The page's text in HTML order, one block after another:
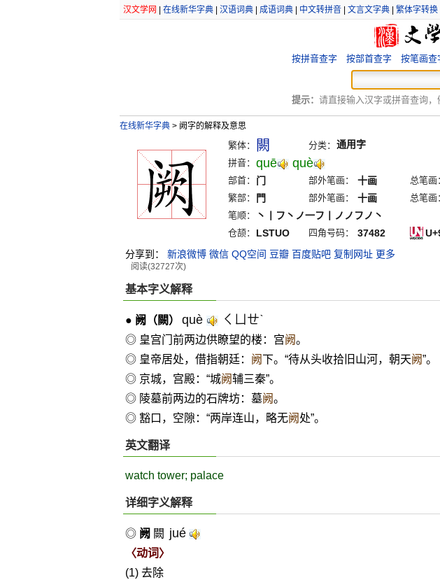
汉文学网 在线新华字典| 汉语词典| 成语词典| 中文转拼音| 文言文字典| 繁体字转换
按拼音查字 按部首查字 按笔画查
提示： 请直接输入汉字或拼音查询，
在线新华字典 >阙字的解释及意思
繁体： 闕 分类： 通用字
拼音： quē què
部首： 门 部外笔画： 十画 总笔画：
繁部： 門 部外笔画： 十画 总笔画：
笔顺： 丶丨フ丶ノ一フ丨ノノフノ丶
仓颉： LSTUO 四角号码： 37482
分享到：
新浪微博 微信 QQ空间 豆瓣 百度贴吧 复制网址 更多
阅读(32727次)
基本字义解释
● 阙 （闕） què ㄑㄩㄝˋ
◎ 皇宫门前两边供瞭望的楼：宫阙。
◎ 皇帝居处，借指朝廷： 阙下。“待从头收拾旧山河，朝天阙”。
◎ 京城，宫殿：“城阙辅三秦”。
◎ 陵墓前两边的石牌坊：墓阙。
◎ 豁口，空隙：“两岸连山，略无阙 处”。
英文翻译
watch tower; palace
详细字义解释
◎ 阙 闕 jué
〈动词〉
(1) 去除